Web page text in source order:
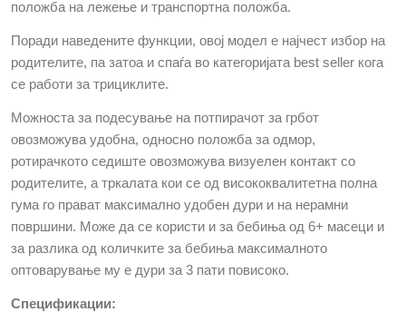
положба на лежење и транспортна положба.
Поради наведените функции, овој модел е најчест избор на
родителите, па затоа и спаѓа во категоријата best seller кога
се работи за трициклите.
Можноста за подесување на потпирачот за грбот
овозможува удобна, односно положба за одмор,
ротирачкото седиште овозможува визуелен контакт со
родителите, а тркалата кои се од висококвалитетна полна
гума го прават максимално удобен дури и на нерамни
површини. Може да се користи и за бебиња од 6+ масеци и
за разлика од количките за бебиња максималното
оптоварување му е дури за 3 пати повисоко.
Спецификации: